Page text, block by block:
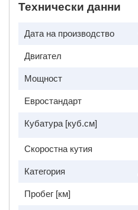
Технически данни
Дата на производство
Двигател
Мощност
Евростандарт
Кубатура [куб.см]
Скоростна кутия
Категория
Пробег [км]